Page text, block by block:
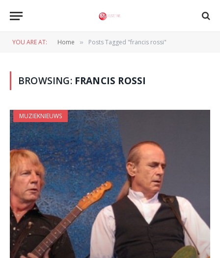
YOU ARE AT: Home » Posts Tagged "francis rossi"
BROWSING: FRANCIS ROSSI
MUZIEKNIEUWS